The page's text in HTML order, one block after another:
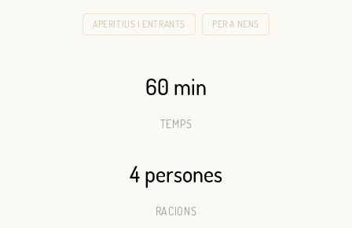
APERITIUS I ENTRANTS PER A NENS
60 min
TEMPS
4 persones
RACIONS